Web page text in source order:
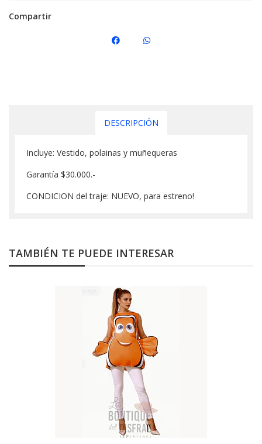
Compartir
DESCRIPCIÓN
Incluye: Vestido, polainas y muñequeras
Garantía $30.000.-
CONDICION del traje: NUEVO, para estreno!
TAMBIÉN TE PUEDE INTERESAR